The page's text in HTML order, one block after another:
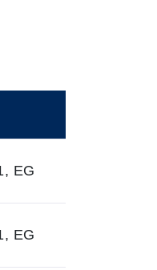
EG
EG